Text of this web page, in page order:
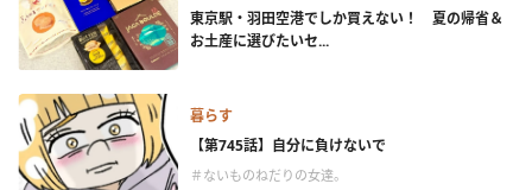
東京駅・羽田空港でしか買えない！ 夏の帰省＆
お土産に選びたいセ...
暮らす
【第745話】自分に負けないで
＃ないものねだりの女達。